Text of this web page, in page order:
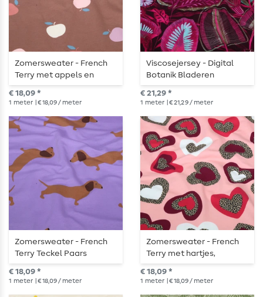
Zomersweater - French
Terry met appels en
karamel, geruwd
€ 18,09 *
1 meter | € 18,09 / meter
Viscosejersey - Digital
Botanik Bladeren
Bordeaux
€ 21,29 *
1 meter | € 21,29 / meter
Zomersweater - French
Terry Teckel Paars
Geruwd
€ 18,09 *
1 meter | € 18,09 / meter
Zomersweater - French
Terry met hartjes,
luipaardprint, roze,
geruwd
€ 18,09 *
1 meter | € 18,09 / meter